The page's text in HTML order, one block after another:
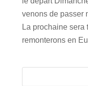
venons de passer
La prochaine sera
remonterons en